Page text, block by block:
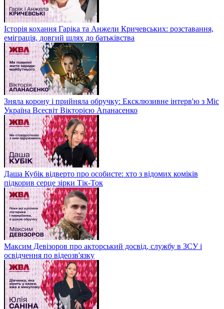
Історія кохання Гаріка та Анжели Кричевських: розставання,
еміграція, довгий шлях до батьківства
Зняла корону і прийняла обручку: Ексклюзивне інтерв'ю з Міс
Україна Всесвіт Вікторією Апанасенко
Даша Кубік відверто про особисте: хто з відомих коміків
підкорив серце зірки Тік-Ток
Максим Девізоров про акторський досвід, службу в ЗСУ і
освідчення по відеозв'язку